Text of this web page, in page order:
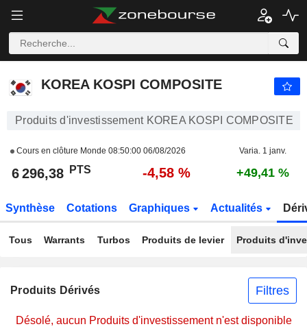
KOREA KOSPI COMPOSITE
Produits d'investissement KOREA KOSPI COMPOSITE
Cours en clôture Monde 08:50:00 06/08/2026 Varia. 1 janv.
6 296,38 PTS -4,58 % +49,41 %
Synthèse Cotations Graphiques Actualités
Tous Warrants Turbos Produits de levier Produits
Produits Dérivés Filtres
Désolé, aucun Produits d'investissement n'est disponible